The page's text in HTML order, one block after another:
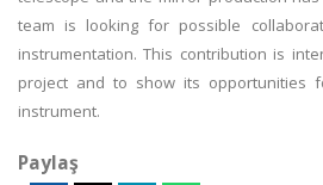
team is looking for possible
instrumentation. This contribution is
project and to show its opportunities
instrument.
Paylaş